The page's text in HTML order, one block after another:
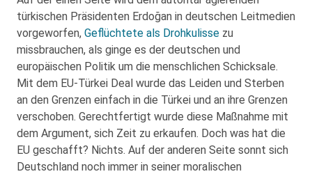
türkischen Präsidenten Erdoğan in deutschen Leitmedien
vorgeworfen, Geflüchtete als Drohkulisse zu
missbrauchen, als ginge es der deutschen und
europäischen Politik um die menschlichen Schicksale.
Mit dem EU-Türkei Deal wurde das Leiden und Sterben
an den Grenzen einfach in die Türkei und an ihre Grenzen
verschoben. Gerechtfertigt wurde diese Maßnahme mit
dem Argument, sich Zeit zu erkaufen. Doch was hat die
EU geschafft? Nichts. Auf der anderen Seite sonnt sich
Deutschland noch immer in seiner moralischen